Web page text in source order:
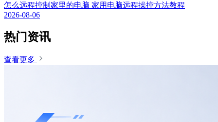
怎么远程控制家里的电脑 家用电脑远程操控方法教程
2026-08-06
热门资讯
查看更多